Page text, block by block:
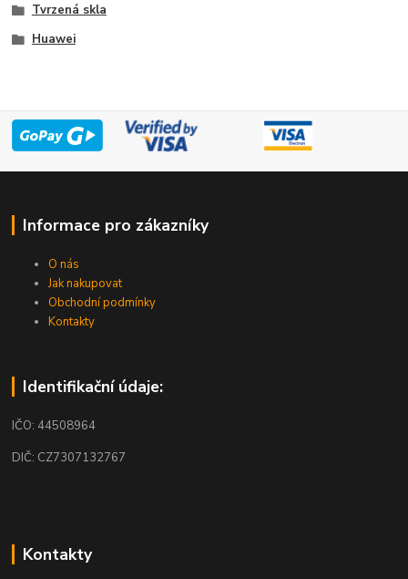
Tvrzená skla
Huawei
Informace pro zákazníky
O nás
Jak nakupovat
Obchodní podmínky
Kontakty
Identifikační údaje:
IČO: 44508964
DIČ: CZ7307132767
Kontakty